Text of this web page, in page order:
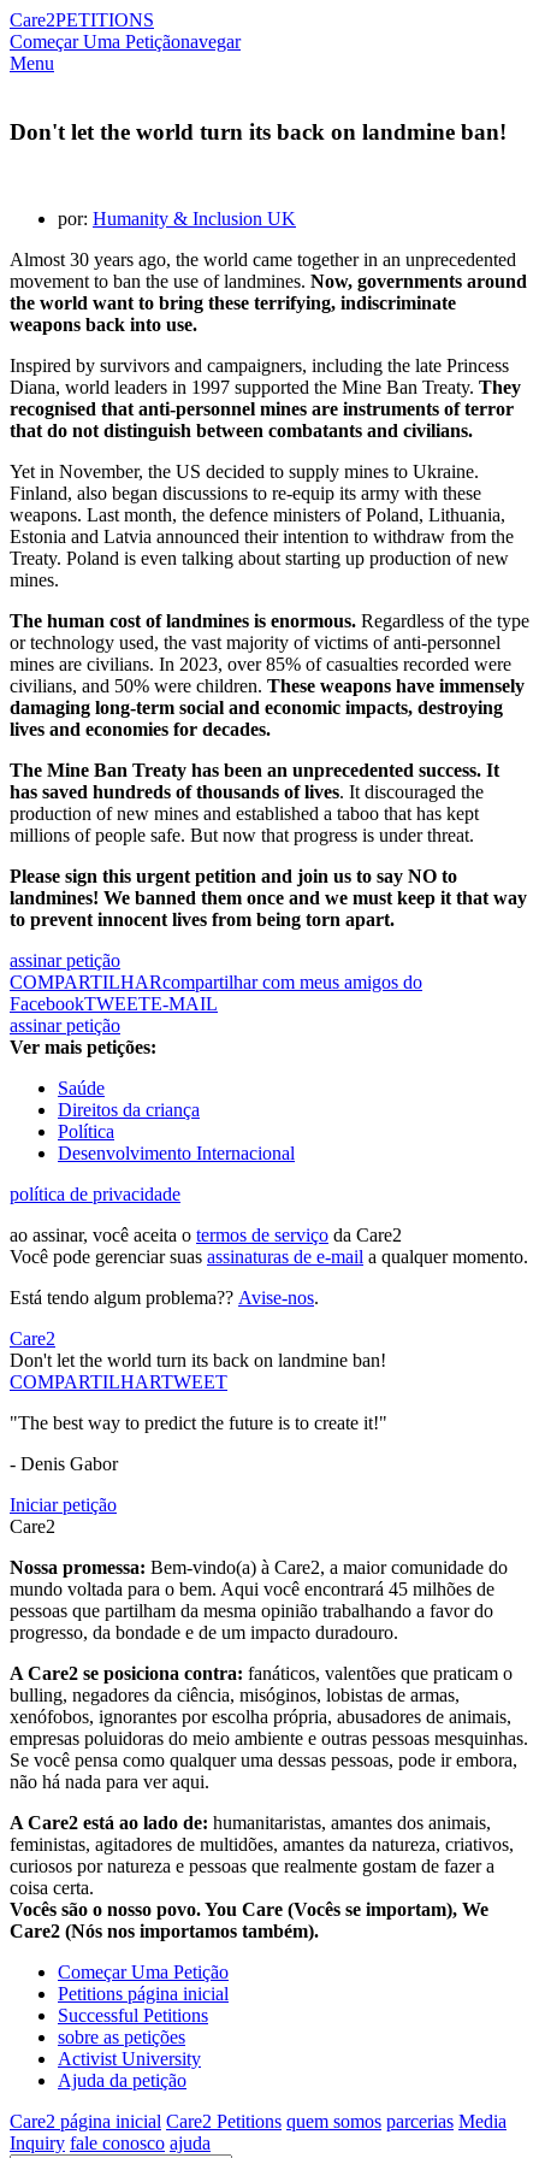
Care2PETITIONS
Começar Uma Petiçãonavegar
Menu
Don't let the world turn its back on landmine ban!
por: Humanity & Inclusion UK
Almost 30 years ago, the world came together in an unprecedented
movement to ban the use of landmines. Now, governments around
the world want to bring these terrifying, indiscriminate
weapons back into use.
Inspired by survivors and campaigners, including the late Princess
Diana, world leaders in 1997 supported the Mine Ban Treaty. They
recognised that anti-personnel mines are instruments of terror
that do not distinguish between combatants and civilians.
Yet in November, the US decided to supply mines to Ukraine.
Finland, also began discussions to re-equip its army with these
weapons. Last month, the defence ministers of Poland, Lithuania,
Estonia and Latvia announced their intention to withdraw from the
Treaty. Poland is even talking about starting up production of new
mines.
The human cost of landmines is enormous. Regardless of the type
or technology used, the vast majority of victims of anti-personnel
mines are civilians. In 2023, over 85% of casualties recorded were
civilians, and 50% were children. These weapons have immensely
damaging long-term social and economic impacts, destroying
lives and economies for decades.
The Mine Ban Treaty has been an unprecedented success. It
has saved hundreds of thousands of lives. It discouraged the
production of new mines and established a taboo that has kept
millions of people safe. But now that progress is under threat.
Please sign this urgent petition and join us to say NO to
landmines! We banned them once and we must keep it that way
to prevent innocent lives from being torn apart.
assinar petição
COMPARTILHARcompartilhar com meus amigos do
FacebookTWEETE-MAIL
assinar petição
Ver mais petições:
Saúde
Direitos da criança
Política
Desenvolvimento Internacional
política de privacidade
ao assinar, você aceita o termos de serviço da Care2
Você pode gerenciar suas assinaturas de e-mail a qualquer momento.
Está tendo algum problema?? Avise-nos.
Care2
Don't let the world turn its back on landmine ban!
COMPARTILHARTWEET
"The best way to predict the future is to create it!"
- Denis Gabor
Iniciar petição
Care2
Nossa promessa: Bem-vindo(a) à Care2, a maior comunidade do
mundo voltada para o bem. Aqui você encontrará 45 milhões de
pessoas que partilham da mesma opinião trabalhando a favor do
progresso, da bondade e de um impacto duradouro.
A Care2 se posiciona contra: fanáticos, valentões que praticam o
bulling, negadores da ciência, misóginos, lobistas de armas,
xenófobos, ignorantes por escolha própria, abusadores de animais,
empresas poluidoras do meio ambiente e outras pessoas mesquinhas.
Se você pensa como qualquer uma dessas pessoas, pode ir embora,
não há nada para ver aqui.
A Care2 está ao lado de: humanitaristas, amantes dos animais,
feministas, agitadores de multidões, amantes da natureza, criativos,
curiosos por natureza e pessoas que realmente gostam de fazer a
coisa certa.
Vocês são o nosso povo. You Care (Vocês se importam), We
Care2 (Nós nos importamos também).
Começar Uma Petição
Petitions página inicial
Successful Petitions
sobre as petições
Activist University
Ajuda da petição
Care2 página inicial Care2 Petitions quem somos parcerias Media
Inquiry fale conosco ajuda